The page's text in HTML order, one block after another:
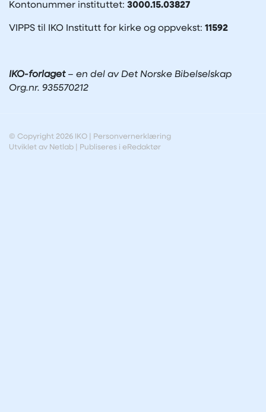
Kontonummer instituttet: 3000.15.03827
VIPPS til IKO Institutt for kirke og oppvekst: 11592
IKO-forlaget– en del av Det Norske Bibelselskap
Org.nr. 935570212
© Copyright 2026 IKO |
Personvernerklæring
Utviklet av Netlab
Publiseres i eRedaktør